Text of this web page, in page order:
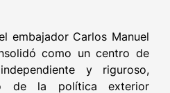
embajador Carlos Manuel
como un centro de
y riguroso,
de la política exterior